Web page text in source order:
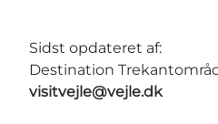
Sidst opdateret af:
Destination
visitvejle@vejle.dk